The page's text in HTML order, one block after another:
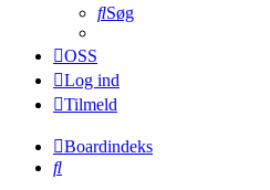
Søg
OSS
Log ind
Tilmeld
Boardindeks
Søg